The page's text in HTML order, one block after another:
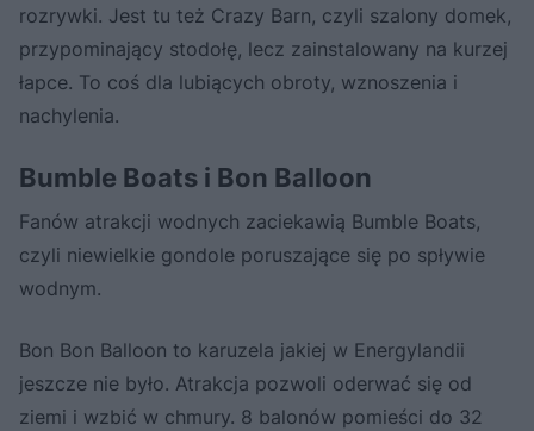
rozrywki. Jest tu też Crazy Barn, czyli szalony domek,
przypominający stodołę, lecz zainstalowany na kurzej
łapce. To coś dla lubiących obroty, wznoszenia i
nachylenia.
Bumble Boats i Bon Balloon
Fanów atrakcji wodnych zaciekawią Bumble Boats,
czyli niewielkie gondole poruszające się po spływie
wodnym.
Bon Bon Balloon to karuzela jakiej w Energylandii
jeszcze nie było. Atrakcja pozwoli oderwać się od
ziemi i wzbić w chmury. 8 balonów pomieści do 32